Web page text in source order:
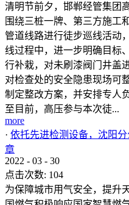
清明节前夕，邯郸经管集团
围绕三桩一牌、第三方施工
管道线路进行徒步巡线活动
线过程中，进一步明确目标
行补栽，对未刷漆阀门井盖
对检查处的安全隐患现场可
制定整改方案，并安排专人
至目前，高压参与本次徒...
more
· 依托先进检测设备，沈阳
章
2022 - 03 - 30
点击次数: 104
为保障城市用气安全，提升